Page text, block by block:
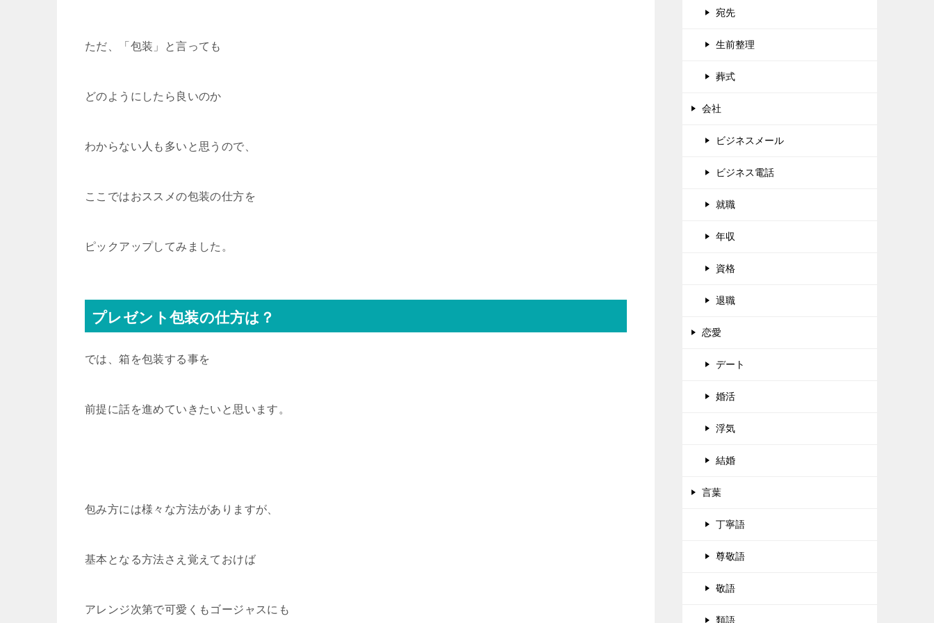
ただ、「包装」と言っても
どのようにしたら良いのか
わからない人も多いと思うので、
ここではおススメの包装の仕方を
ピックアップしてみました。
プレゼント包装の仕方は？
では、箱を包装する事を
前提に話を進めていきたいと思います。
包み方には様々な方法がありますが、
基本となる方法さえ覚えておけば
アレンジ次第で可愛くもゴージャスにも
宛先
生前整理
葬式
会社
ビジネスメール
ビジネス電話
就職
年収
資格
退職
恋愛
デート
婚活
浮気
結婚
言葉
丁寧語
尊敬語
敬語
類語